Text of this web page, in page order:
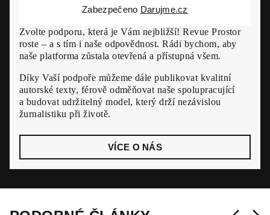
Zvolte podporu, která je Vám nejbližší! Revue Prostor
roste – a s tím i naše odpovědnost. Rádi bychom, aby
naše platforma zůstala otevřená a přístupná všem.
Díky Vaší podpoře můžeme dále publikovat kvalitní
autorské texty, férově odměňovat naše spolupracující
a budovat udržitelný model, který drží nezávislou
žurnalistiku při životě.
VÍCE O NÁS
Zabezpečeno Darujme.cz